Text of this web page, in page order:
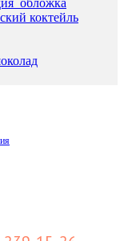
коктейль